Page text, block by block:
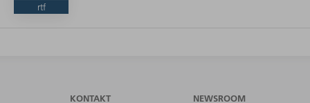
rtf
KONTAKT NEWSROOM